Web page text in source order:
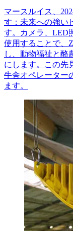
マースルイス、
す：未来への強い
す。カメラ、LED
使用することで、
し、動物福祉と酪
にします。この先
牛舎オペレーター
ます。